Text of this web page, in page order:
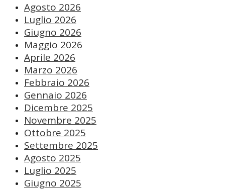
Agosto 2026
Luglio 2026
Giugno 2026
Maggio 2026
Aprile 2026
Marzo 2026
Febbraio 2026
Gennaio 2026
Dicembre 2025
Novembre 2025
Ottobre 2025
Settembre 2025
Agosto 2025
Luglio 2025
Giugno 2025